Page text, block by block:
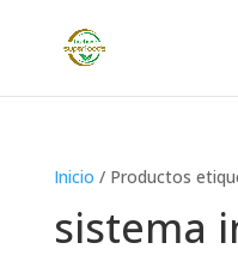
Inicio / Productos
sistema